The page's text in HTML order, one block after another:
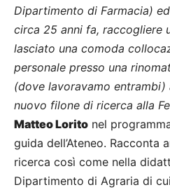
Dipartimento di Farmacia)
circa 25 anni fa, raccogliere
lasciato una comoda
personale presso una
(dove lavoravamo
nuovo filone di ricerca alla
Matteo Lorito nel
guida dell’Ateneo. Racconta
ricerca così come nella
Dipartimento di Agraria di